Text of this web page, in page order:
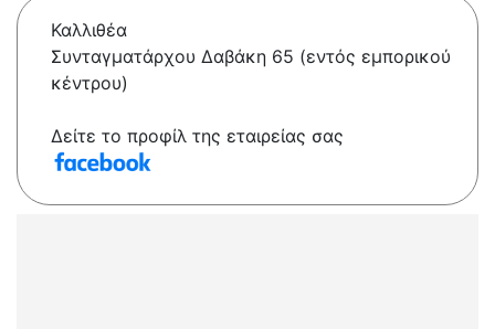
Καλλιθέα
Συνταγματάρχου Δαβάκη 65 (εντός εμπορικού
κέντρου)
Δείτε το προφίλ της εταιρείας σας